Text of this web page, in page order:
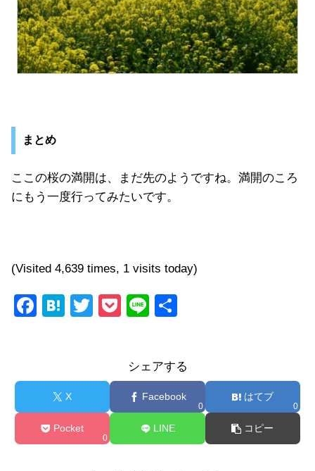
まとめ
ここの桜の満開は、まだ先のようですね。満開のころ
にもう一度行ってみたいです。
(Visited 4,639 times, 1 visits today)
F
o
o
H
a
T
P
et
Li
シェアする
X Facebook
0
はてブ
0
Pocket
0
LINE コピー